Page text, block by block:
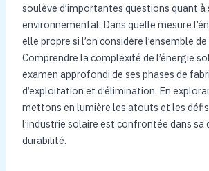
soulève d’importantes questions quant à
environnemental. Dans quelle mesure
elle propre si l’on considère l’ensemble
Comprendre la complexité de l’énergie
examen approfondi de ses phases de
d’exploitation et d’élimination. En
mettons en lumière les atouts et les
l’industrie solaire est confrontée dans sa
durabilité.